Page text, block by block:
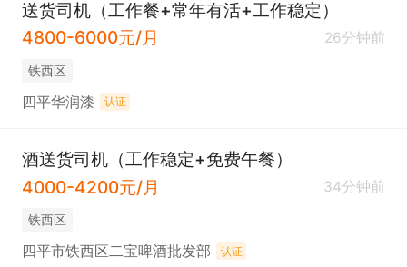
送货司机（工作餐+常年有活+工作稳定）
4800-6000元/月
26分钟前
铁西区
四平华润漆 认证
酒送货司机（工作稳定+免费午餐）
4000-4200元/月
34分钟前
铁西区
四平市铁西区二宝啤酒批发部 认证